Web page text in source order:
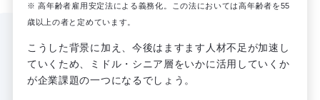
※ 高年齢者雇用安定法による義務化。この法においては高年齢者を55
歳以上の者と定めています。
こうした背景に加え、今後はますます人材不足が加速し
ていくため、ミドル・シニア層をいかに活用していくか
が企業課題の一つになるでしょう。